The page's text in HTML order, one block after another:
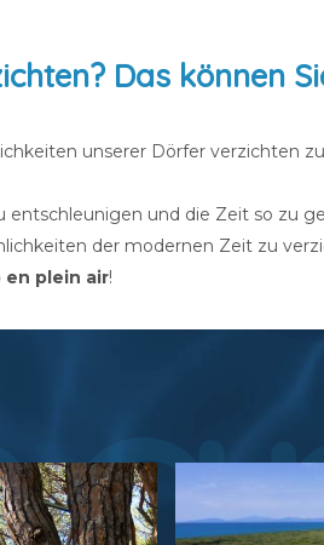
Das können
unserer Dörfer verzichten
und die Zeit so zu
der modernen Zeit zu
en plein air!